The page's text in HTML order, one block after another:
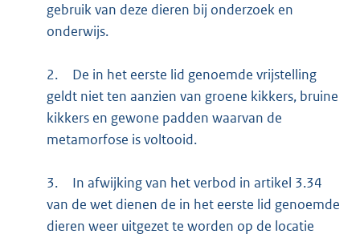
gebruik van deze dieren bij onderzoek en
onderwijs.
2.
De in het eerste lid genoemde vrijstelling
geldt niet ten aanzien van groene kikkers, bruine
kikkers en gewone padden waarvan de
metamorfose is voltooid.
3.
In afwijking van het verbod in artikel 3.34
van de wet dienen de in het eerste lid genoemde
dieren weer uitgezet te worden op de locatie